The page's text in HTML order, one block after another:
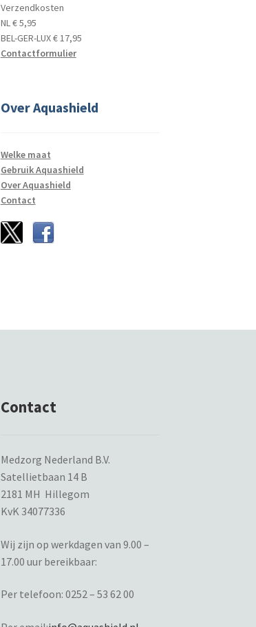
Verzendkosten
NL € 5,95
BEL-GER-LUX € 17,95
Contactformulier
Over Aquashield
Welke maat
Gebruik Aquashield
Over Aquashield
Contact
Contact
Medzorg Nederland B.V.
Satellietbaan 14 B
2181 MH Hillegom
KvK 34077336
Wij zijn op werkdagen van 9.00 –
17.00 uur bereikbaar:
Per telefoon: 0252 – 53 62 00